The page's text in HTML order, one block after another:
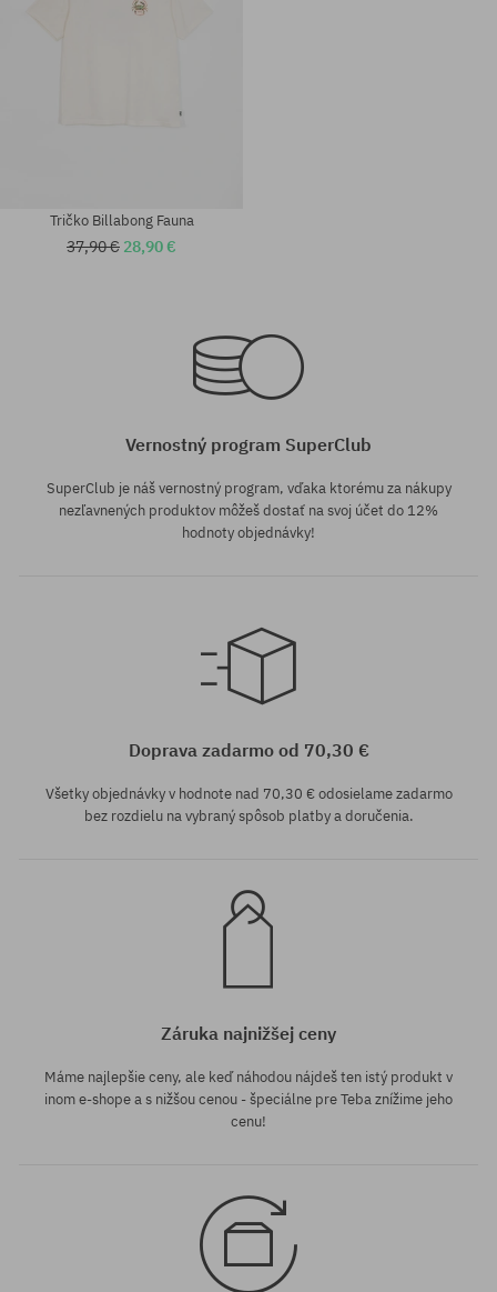
M; L; XL
Tričko Billabong Fauna
37,90 € 28,90 €
Vernostný program SuperClub
SuperClub je náš vernostný program, vďaka ktorému za nákupy
nezľavnených produktov môžeš dostať na svoj účet do 12%
hodnoty objednávky!
Doprava zadarmo od 70,30 €
Všetky objednávky v hodnote nad 70,30 € odosielame zadarmo
bez rozdielu na vybraný spôsob platby a doručenia.
Záruka najnižšej ceny
Máme najlepšie ceny, ale keď náhodou nájdeš ten istý produkt v
inom e-shope a s nižšou cenou - špeciálne pre Teba znížime jeho
cenu!